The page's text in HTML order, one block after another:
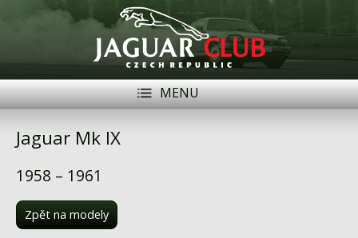
MENU
Členové
Jaguar Mk IX
1958 – 1961
Zpět na modely